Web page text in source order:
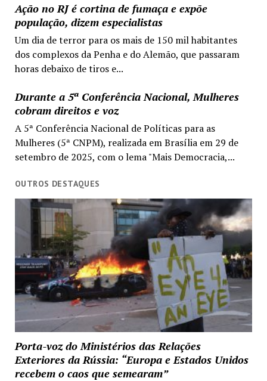
Ação no RJ é cortina de fumaça e expõe
população, dizem especialistas
Um dia de terror para os mais de 150 mil habitantes
dos complexos da Penha e do Alemão, que passaram
horas debaixo de tiros e...
Durante a 5ª Conferência Nacional, Mulheres
cobram direitos e voz
A 5ª Conferência Nacional de Políticas para as
Mulheres (5ª CNPM), realizada em Brasília em 29 de
setembro de 2025, com o lema "Mais Democracia,...
OUTROS DESTAQUES
Porta-voz do Ministérios das Relações
Exteriores da Rússia: “Europa e Estados Unidos
recebem o caos que semearam”